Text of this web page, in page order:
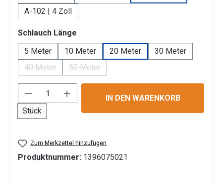
A-102 | 4 Zoll
Schlauch Länge
5 Meter
10 Meter 20 Meter
30 Meter
40 Meter
(Diese Option ist zurzeit nicht verfügbar.)
50 Meter
(Diese Option ist zurzeit nicht verfügbar.)
Produkt Anzahl: Gib den gewünschten
Stück
IN DEN WARENKORB
Zum Merkzettel hinzufügen
Produktnummer: 1396075021